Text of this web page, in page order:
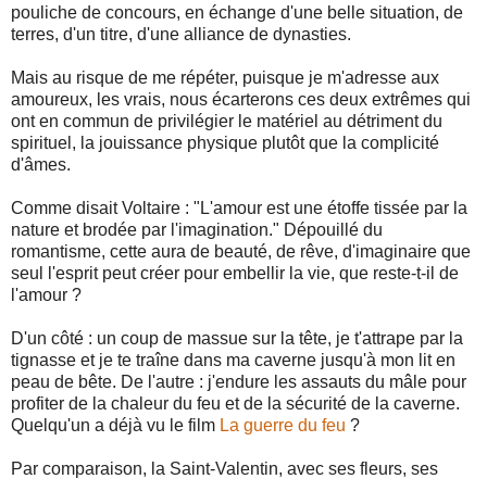
pouliche de concours, en échange d'une belle situation, de
terres, d'un titre, d'une alliance de dynasties.
Mais au risque de me répéter, puisque je m'adresse aux
amoureux, les vrais, nous écarterons ces deux extrêmes qui
ont en commun de privilégier le matériel au détriment du
spirituel, la jouissance physique plutôt que la complicité
d'âmes.
Comme disait Voltaire : "L'amour est une étoffe tissée par la
nature et brodée par l'imagination." Dépouillé du
romantisme, cette aura de beauté, de rêve, d'imaginaire que
seul l'esprit peut créer pour embellir la vie, que reste-t-il de
l'amour ?
D'un côté : un coup de massue sur la tête, je t'attrape par la
tignasse et je te traîne dans ma caverne jusqu'à mon lit en
peau de bête. De l'autre : j'endure les assauts du mâle pour
profiter de la chaleur du feu et de la sécurité de la caverne.
Quelqu'un a déjà vu le film La guerre du feu ?
Par comparaison, la Saint-Valentin, avec ses fleurs, ses